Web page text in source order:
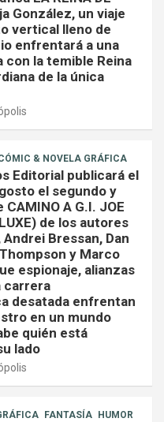
González, un viaje
vertical lleno de
enfrentará a una
con la temible Reina
de la única
& NOVELA GRÁFICA
Editorial publicará el
el segundo y
A G.I. JOE
de los autores
Bressan, Dan
y Marco
espionaje, alianzas
carrera
desatada enfrentan
en un mundo
quién está
lado
FANTASÍA HUMOR